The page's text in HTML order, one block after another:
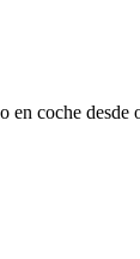
coche desde